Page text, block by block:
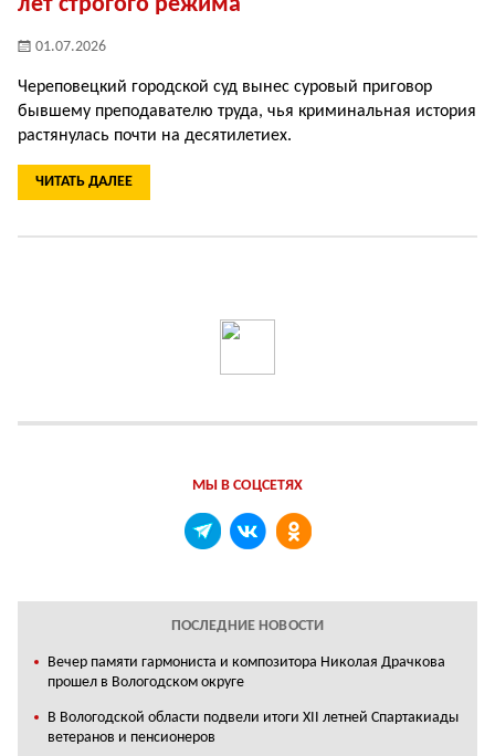
01.07.2026
Череповецкий городской суд вынес суровый приговор
бывшему преподавателю труда, чья криминальная история
растянулась почти на десятилетиех.
ЧИТАТЬ ДАЛЕЕ
МЫ В СОЦСЕТЯХ
ПОСЛЕДНИЕ НОВОСТИ
Вечер памяти гармониста и композитора Николая Драчкова
прошел в Вологодском округе
В Вологодской области подвели итоги XII летней Спартакиады
ветеранов и пенсионеров